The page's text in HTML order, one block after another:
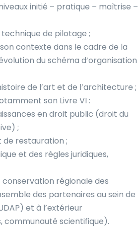
initié – pratique – maîtrise –
de pilotage ;
contexte dans le cadre de la
du schéma d’organisation
de l’art et de l’architecture ;
son Livre VI :
en droit public (droit du
;
restauration ;
et des règles juridiques,
conservation régionale des
des partenaires au sein de
et à l’extérieur
communauté scientifique).